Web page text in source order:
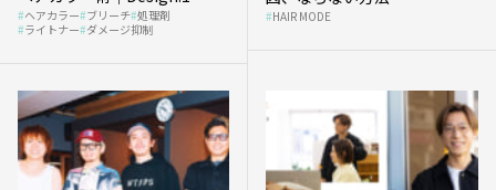
ヘアカラー ブリーチ 処理剤
ライトナー ダメージ抑制
HAIR MODE